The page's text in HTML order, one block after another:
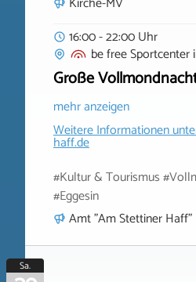
16:00 - 22:00 Uhr
be free Sportcenter
Große
mehr anzeigen
Weitere Informationen
haff.de
#Kultur & Tourismus
#Eggesin
Amt "Am Stettiner Haff"
Sa.